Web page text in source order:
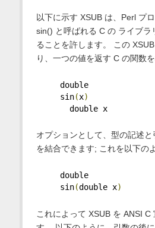
以下に示す XSUB は、Perl プ
sin() と呼ばれる C の ライブラ
ることを許します。 この
り、一つの値を返す C の関数を
double
sin(x)
double x
オプションとして、型の記述と
を結合できます; これを以下の
double
sin(double x)
これによって XSUB を ANSI C